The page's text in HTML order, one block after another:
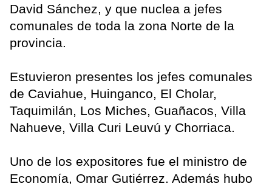
David Sánchez, y que nuclea a jefes
comunales de toda la zona Norte de la
provincia.
Estuvieron presentes los jefes comunales
de Caviahue, Huinganco, El Cholar,
Taquimilán, Los Miches, Guañacos, Villa
Nahueve, Villa Curi Leuvú y Chorriaca.
Uno de los expositores fue el ministro de
Economía, Omar Gutiérrez. Además hubo